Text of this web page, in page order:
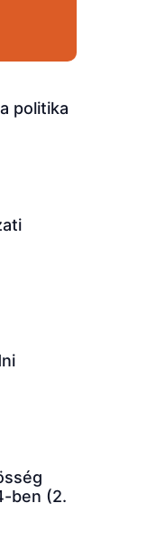
politika
ben (2.